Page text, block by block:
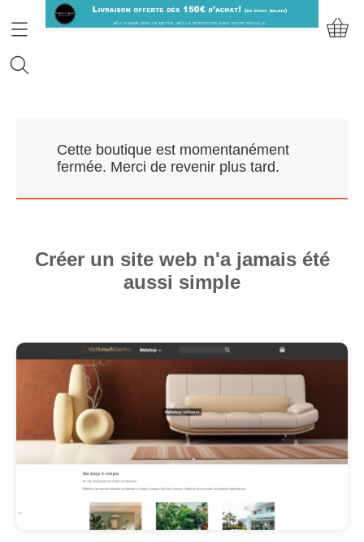
Prendre RDV
Nos Marques
Contact
E-Boutique
Les Promos!
Polishangel Belgium
Cette boutique est momentanément
fermée. Merci de revenir plus tard.
Créer un site web n'a jamais été
aussi simple